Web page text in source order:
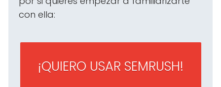
con ella:
¡QUIERO USAR SEMRUSH!